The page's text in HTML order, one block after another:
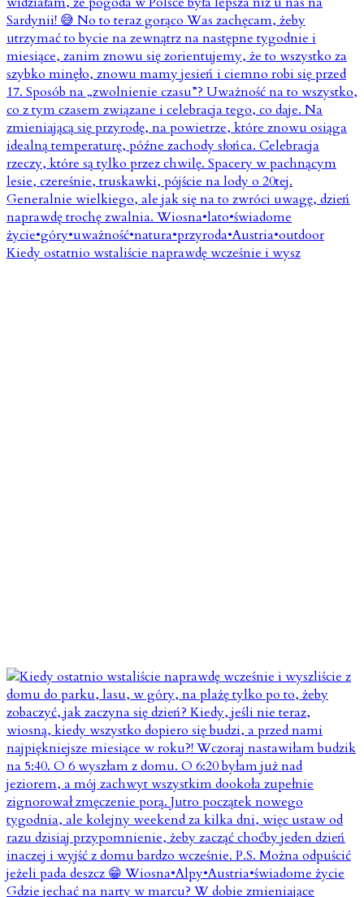
Kiedy ostatnio wstaliście naprawdę wcześnie i wysz
Gdzie jechać na narty w marcu? W dobie zmieniające